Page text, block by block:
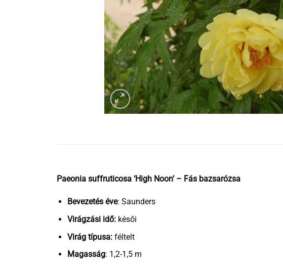
Paeonia suffruticosa ‘High Noon’ – Fás bazsarózsa
Bevezetés éve: Saunders
Virágzási idő:késői
Virág típusa: féltelt
Magasság: 1,2-1,5 m